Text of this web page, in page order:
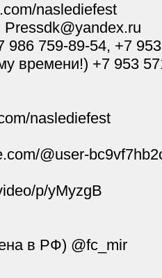
naslediefest
Pressdk@yandex.ru
986 759-89-54, +7
времени!) +7 953
naslediefest
@user-
p/yMyzgB
в РФ) @fc_mir